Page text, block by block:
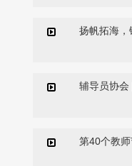
扬帆拓海，
校思想政
辅导员协会
第40个教师